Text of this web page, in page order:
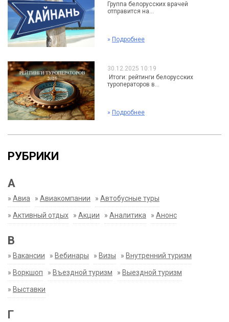
Группа белорусских врачей
отправится на...
» Подробнее
30.12.2025 10:19
Итоги: рейтинги белорусских
туроператоров в...
» Подробнее
РУБРИКИ
А
» Авиа » Авиакомпании » Автобусные туры
» Активный отдых » Акции » Аналитика » Анонс
В
» Вакансии » Вебинары » Визы » Внутренний туризм
» Воркшоп » Въездной туризм » Выездной туризм
» Выставки
Г